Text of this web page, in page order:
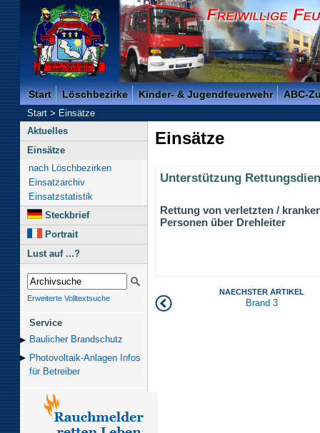
Freiwillige Feuerwehr der Kreisstadt Saarlouis -
Start Löschbezirke Kinder- & Jugendfeuerwehr ABC-
Start>Einsätze
Aktuelles
Einsätze
nach Löschbezirken
Einsatzarchiv
Einsatzstatistik
Steckbrief
Portrait
Lust auf ...?
Erweiterte Volltextsuche
Service
Baulicher Brand­schutz
Photovoltaik-Anlagen Infos
für Betreiber
Einsätze
Unterstützung
Rettung von verletzten /
Personen über Drehleiter
NAECHSTER ARTIKEL
Brand 3